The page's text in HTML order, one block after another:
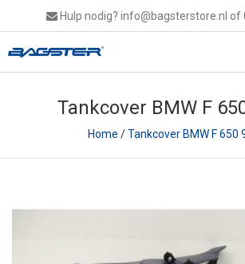
Hulp nodig? info@bagsterstore.nl of
Tankcover BMW F
Home /Tankcover BMW F 650